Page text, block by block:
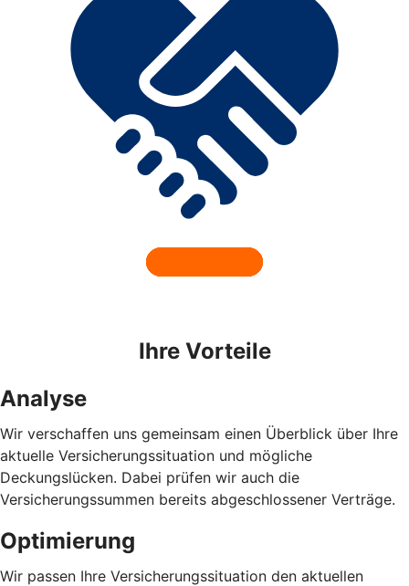
Ihre Vorteile
Analyse
Wir verschaffen uns gemeinsam einen Überblick über Ihre
aktuelle Versicherungssituation und mögliche
Deckungslücken. Dabei prüfen wir auch die
Versicherungssummen bereits abgeschlossener Verträge.
Optimierung
Wir passen Ihre Versicherungssituation den aktuellen